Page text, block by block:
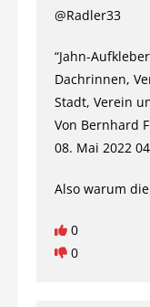
@Radler33
“Jahn-
Dachrinnen,
Stadt, Verein
Von Bernhard
08. Mai 2022
Also warum
0
0